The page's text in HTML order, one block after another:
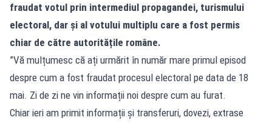
fraudat votul prin intermediul propagandei, turismului
electoral, dar și al votului multiplu care a fost permis
chiar de către autoritățile române.
”Vă mulțumesc că ați urmărit în număr mare primul episod
despre cum a fost fraudat procesul electoral pe data de 18
mai. Zi de zi ne vin informații noi despre cum au furat.
Chiar ieri am primit informații și transferuri, dovezi, extrase